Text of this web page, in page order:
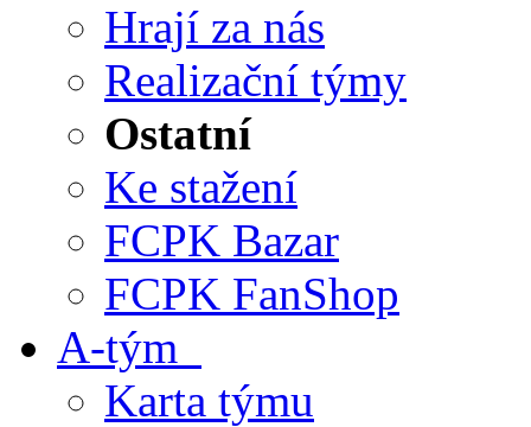
Hrají za nás
Realizační týmy
Ostatní
Ke stažení
FCPK Bazar
FCPK FanShop
A-tým
Karta týmu